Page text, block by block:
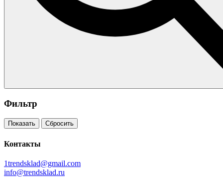
Фильтр
Показать Сбросить
Контакты
1trendsklad@gmail.com
info@trendsklad.ru